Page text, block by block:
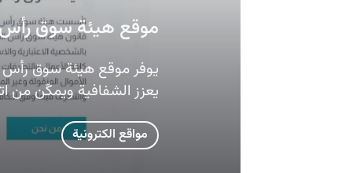
موقع هيئة سوق رأس
يوفر موقع هيئة سوق رأس
يعزز الشفافية ويمكّن من
مواقع الكترونية